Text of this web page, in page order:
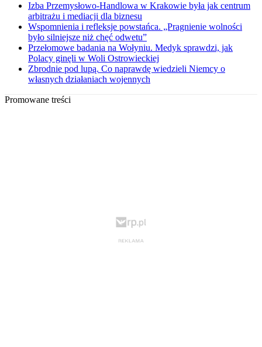
Izba Przemysłowo-Handlowa w Krakowie była jak centrum
arbitrażu i mediacji dla biznesu
Wspomnienia i refleksje powstańca. „Pragnienie wolności
było silniejsze niż chęć odwetu”
Przełomowe badania na Wołyniu. Medyk sprawdzi, jak
Polacy ginęli w Woli Ostrowieckiej
Zbrodnie pod lupą. Co naprawdę wiedzieli Niemcy o
własnych działaniach wojennych
Promowane treści